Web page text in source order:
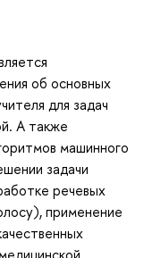
об основных
для задач
А также
машинного
задачи
речевых
применение